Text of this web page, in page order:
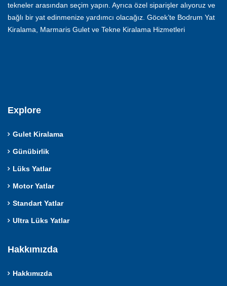
tekneler arasından seçim yapın. Ayrıca özel siparişler alıyoruz ve
bağlı bir yat edinmenize yardımcı olacağız. Göcek’te Bodrum Yat
Kiralama, Marmaris Gulet ve Tekne Kiralama Hizmetleri
Explore
Gulet Kiralama
Günübirlik
Lüks Yatlar
Motor Yatlar
Standart Yatlar
Ultra Lüks Yatlar
Hakkımızda
Hakkımızda